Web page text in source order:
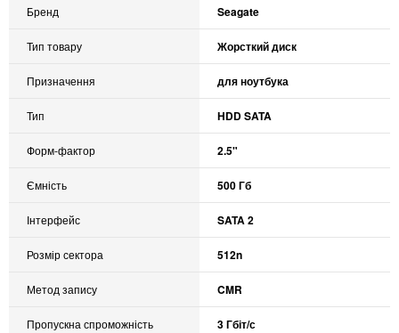
Бренд Seagate
Тип товару Жорсткий диск
Призначення для ноутбука
Тип HDD SATA
Форм-фактор 2.5"
Ємність 500 Гб
Інтерфейс SATA 2
Розмір сектора 512n
Метод запису CMR
Пропускна спроможність 3 Гбіт/с